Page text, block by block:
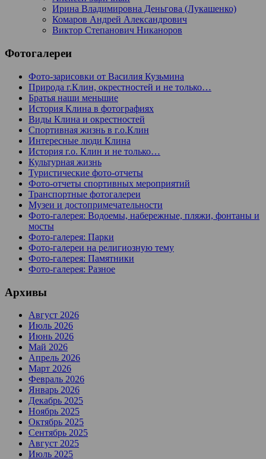
Ирина Владимировна Деньгова (Лукашенко)
Комаров Андрей Александрович
Виктор Степанович Никаноров
Фотогалереи
Фото-зарисовки от Василия Кузьмина
Природа г.Клин, окрестностей и не только…
Братья наши меньшие
История Клина в фотографиях
Виды Клина и окрестностей
Спортивная жизнь в г.о.Клин
Интересные люди Клина
История г.о. Клин и не только…
Культурная жизнь
Туристические фото-отчеты
Фото-отчеты спортивных мероприятий
Транспортные фотогалереи
Музеи и достопримечательности
Фото-галерея: Водоемы, набережные, пляжи, фонтаны и
мосты
Фото-галерея: Парки
Фото-галереи на религиозную тему
Фото-галерея: Памятники
Фото-галерея: Разное
Архивы
Август 2026
Июль 2026
Июнь 2026
Май 2026
Апрель 2026
Март 2026
Февраль 2026
Январь 2026
Декабрь 2025
Ноябрь 2025
Октябрь 2025
Сентябрь 2025
Август 2025
Июль 2025